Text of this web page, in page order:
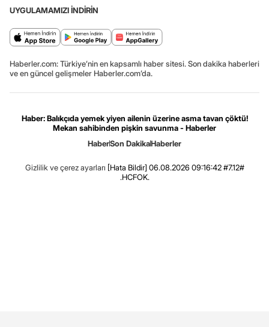
UYGULAMAMIZI İNDİRİN
Haberler.com: Türkiye’nin en kapsamlı haber sitesi. Son dakika haberleri
ve en güncel gelişmeler Haberler.com’da.
Haber: Balıkçıda yemek yiyen ailenin üzerine asma tavan çöktü!
Mekan sahibinden pişkin savunma - Haberler
HaberSon DakikaHaberler
Gizlilik ve çerez ayarları [Hata Bildir] 06.08.2026 09:16:42 #7.12#
.HCFOK.